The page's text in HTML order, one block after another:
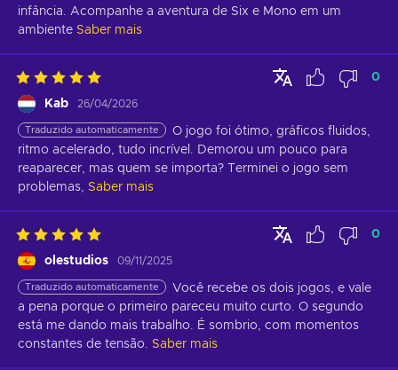
infância. Acompanhe a aventura de Six e Mono em um
ambiente Saber mais
Kab 26/04/2026
0
Traduzido automaticamente
O jogo foi ótimo, gráficos fluidos,
ritmo acelerado, tudo incrível. Demorou um pouco para
reaparecer, mas quem se importa? Terminei o jogo sem
problemas, Saber mais
olestudios 09/11/2025
0
Traduzido automaticamente
Você recebe os dois jogos, e vale
a pena porque o primeiro pareceu muito curto. O segundo
está me dando mais trabalho. É sombrio, com momentos
constantes de tensão.
Saber mais